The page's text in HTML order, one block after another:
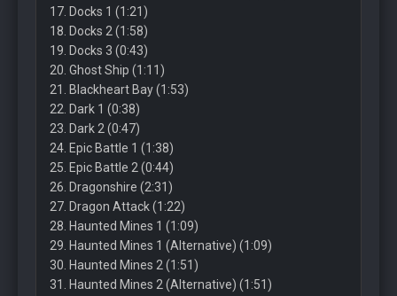
17. Docks 1 (1:21)
18. Docks 2 (1:58)
19. Docks 3 (0:43)
20. Ghost Ship (1:11)
21. Blackheart Bay (1:53)
22. Dark 1 (0:38)
23. Dark 2 (0:47)
24. Epic Battle 1 (1:38)
25. Epic Battle 2 (0:44)
26. Dragonshire (2:31)
27. Dragon Attack (1:22)
28. Haunted Mines 1 (1:09)
29. Haunted Mines 1 (Alternative) (1:09)
30. Haunted Mines 2 (1:51)
31. Haunted Mines 2 (Alternative) (1:51)